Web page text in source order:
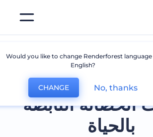
النابضة
بالحياة
Would you like to change Renderforest
CHANGE No,